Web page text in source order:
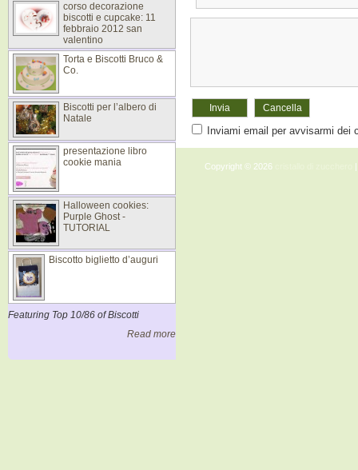
corso decorazione
biscotti e cupcake: 11
febbraio 2012 san
valentino
Torta e Biscotti Bruco &
Co.
Biscotti per l’albero di
Natale
presentazione libro
cookie mania
Halloween cookies:
Purple Ghost -
TUTORIAL
Biscotto biglietto d’auguri
Featuring Top 10/86 of Biscotti
Read more
Inviami email per avvisarmi dei
Copyright © 2026